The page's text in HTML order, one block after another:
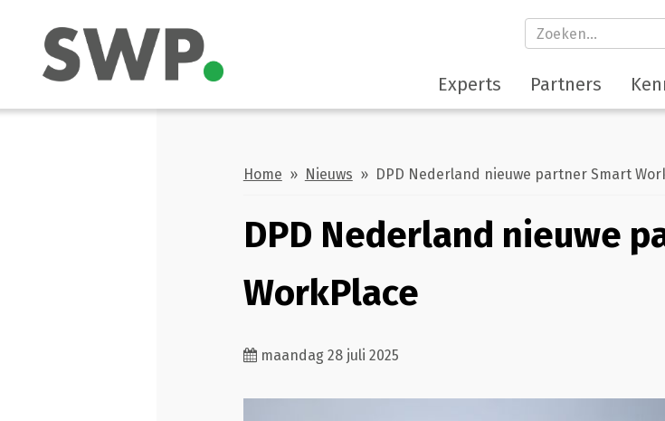
Experts Partners
Home » Nieuws » DPD Nederland nieuwe partner Smart
DPD Nederland nieuwe
WorkPlace
maandag 28 juli 2025